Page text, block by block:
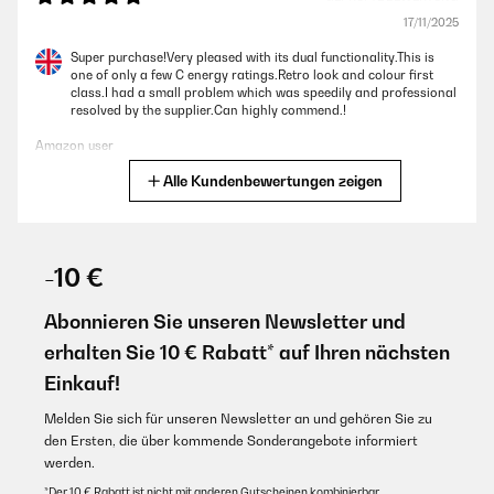
Preis-Leistung stimmt. Design auch. Qualität wird sich noch zeigen.
Schade, dass man den Griff nicht wechseln kann, wenn man die
Türöffnung zur anderen Seite ummontiert. Sonst einfach COOL.
Amazon-Benutzer
Amazon-Benutzer
GEPRÜFTE BEWERTUNG
Amazon-Benutzer
17/11/2025
Super purchase!Very pleased with its dual functionality.This is
one of only a few C energy ratings.Retro look and colour first
class.I had a small problem which was speedily and professional
resolved by the supplier.Can highly commend.!
Amazon user
destinado va bien. El rango de temperatura mínimo y máximo es
ideal para muchos usos.Me hubiere gustado que incluyera un
termómetro digital que se pudiese ver desde fuera, por eso no le
Übersetzen
Alle Kundenbewertungen zeigen
-10 €
Abonnieren Sie unseren Newsletter und
erhalten Sie 10 € Rabatt* auf Ihren nächsten
Einkauf!
Melden Sie sich für unseren Newsletter an und gehören Sie zu
den Ersten, die über kommende Sonderangebote informiert
werden.